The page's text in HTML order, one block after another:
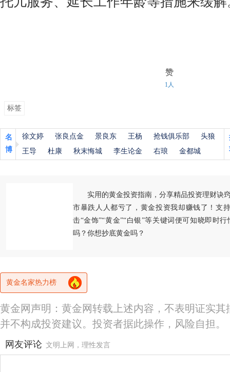
赞
1人
标签
名
博
徐文婷 张良点金 景良东 王杨 抢钱俱乐部
头狼
王导
杜康 秋末悔城 李生论金 右琅 金都城
实用的黄金投资指南，分享精品投资理财诀
市暴跌人人都亏了，黄金投资我却赚钱了！支
击“金饰”“黄金”“白银”等关键词便可知晓即时
吗？你想抄底黄金吗？
黄金名家热力榜
黄金网声明：黄金网转载上述内容，不表明证实
并不构成投资建议。投资者据此操作，风险自担。
网友评论 文明上网，理性发言